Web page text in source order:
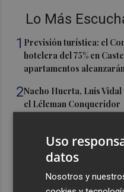
Lo Más
1 Previsión turística: el
hotelera del 75% en
apartamentos
2Nacho Huerta, Luis
el Léleman Conqueridor
nuevo espacio
atletismo y ciclismo
Los 140 controles de la
con seis detenidos
Uso
datos
Nosotros y